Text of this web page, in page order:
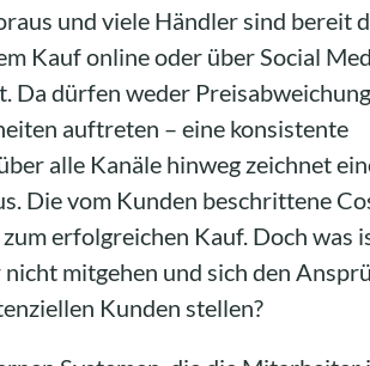
und viele Händler sind bereit
Kauf online oder über Social
Da dürfen weder
auftreten – eine konsistente
alle Kanäle hinweg zeichnet
Die vom Kunden beschrittene
erfolgreichen Kauf. Doch was
mitgehen und sich den
Kunden stellen?